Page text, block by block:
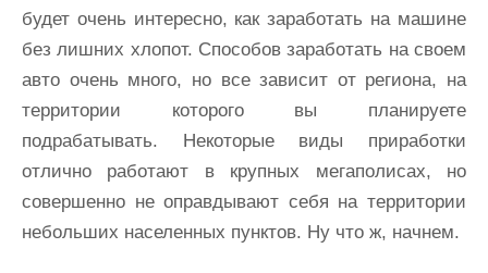
будет очень интересно, как заработать на машине
без лишних хлопот. Способов заработать на своем
авто очень много, но все зависит от региона, на
территории которого вы планируете
подрабатывать. Некоторые виды приработки
отлично работают в крупных мегаполисах, но
совершенно не оправдывают себя на территории
небольших населенных пунктов. Ну что ж, начнем.